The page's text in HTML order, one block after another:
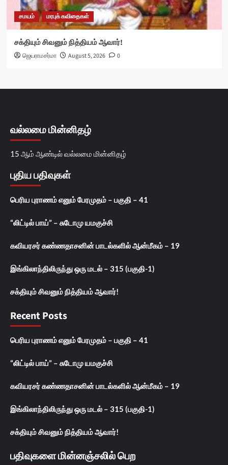
சமயம் மரபுக் கவிதைகள்
சக்தியும் சிவனும் நித்தியம் ஆவார்!
ஜெயராமசர்மா August 5, 2026 0
வல்லமை மின்னிதழ்
15 ஆம் ஆண்டில் வல்லமை மின்னிதழ்
புதிய பதிவுகள்
பெரிய புராணம் எனும் பேரமுதம் – பகுதி – 41
“லிட்டில் பாய்” – சுடோமு யமகுச்சி
கவியரசர் கண்ணதாசனின் பாடல்களில் ஆன்மீகம் – 19
இங்கிலாந்திலிருந்து ஒரு மடல் – 315 (பகுதி-1)
சக்தியும் சிவனும் நித்தியம் ஆவார்!
Recent Posts
பெரிய புராணம் எனும் பேரமுதம் – பகுதி – 41
“லிட்டில் பாய்” – சுடோமு யமகுச்சி
கவியரசர் கண்ணதாசனின் பாடல்களில் ஆன்மீகம் – 19
இங்கிலாந்திலிருந்து ஒரு மடல் – 315 (பகுதி-1)
சக்தியும் சிவனும் நித்தியம் ஆவார்!
பதிவுகளை மின்னஞ்சலில் பெற